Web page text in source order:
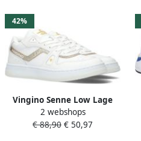
42%
Vingino Senne Low Lage
sneakers Leren Sneaker Wit
2 webshops
€ 88,90 € 50,97